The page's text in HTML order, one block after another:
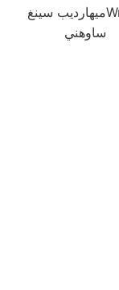
ميهارديب سينغ
ساوهني